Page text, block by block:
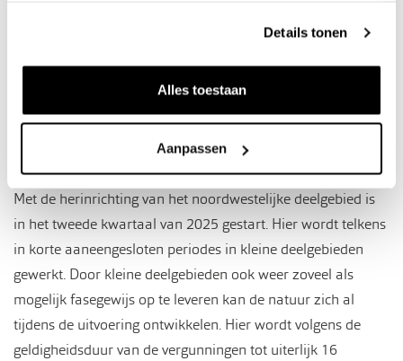
Details tonen
Alles toestaan
Aanpassen
Het getijdenbekken en de omliggende gronden zijn weer
(naar tevredenheid) in beheer overgedragen aan
projectpartner en grondeigenaar Staatsbosbeheer. Het
terrein is in korte tijd alweer mooi begroeid geraakt.
Met de herinrichting van het noordwestelijke deelgebied is
in het tweede kwartaal van 2025 gestart. Hier wordt telkens
in korte aaneengesloten periodes in kleine deelgebieden
gewerkt. Door kleine deelgebieden ook weer zoveel als
mogelijk fasegewijs op te leveren kan de natuur zich al
tijdens de uitvoering ontwikkelen. Hier wordt volgens de
geldigheidsduur van de vergunningen tot uiterlijk 16